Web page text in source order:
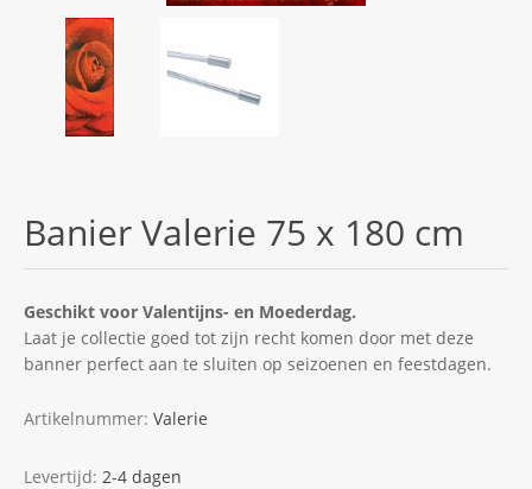
Banier Valerie 75 x 180 cm
Geschikt voor Valentijns- en Moederdag.
Laat je collectie goed tot zijn recht komen door met deze
banner perfect aan te sluiten op seizoenen en feestdagen.
Artikelnummer: Valerie
Levertijd: 2-4 dagen